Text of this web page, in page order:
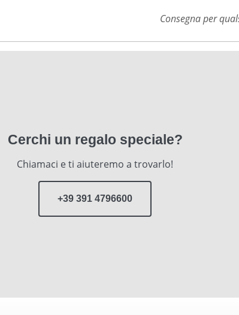
Consegna per
Cerchi un regalo speciale?
Chiamaci e ti aiuteremo a trovarlo!
+39 391 4796600